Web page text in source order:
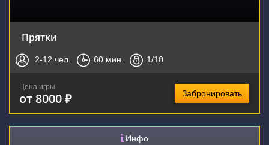
Прятки
2-12 чел. 60 мин. 1/10
Цена игры
от 8000 ₽ Забронировать
Инфо